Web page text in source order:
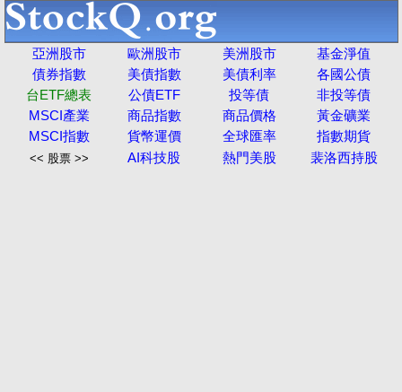
亞洲股市 歐洲股市 美洲股市
基金淨值
債券指數
美債指數 美債利率
各國公債
台ETF總表
公債ETF 投等債
非投等債
MSCI產業
商品指數 商品價格
黃金礦業
MSCI指數
貨幣運價 全球匯率 指數期貨
<< 股票 >> AI科技股 熱門美股 裴洛西持股